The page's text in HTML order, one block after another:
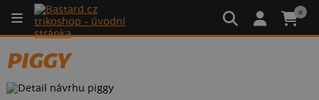
0
PIGGY